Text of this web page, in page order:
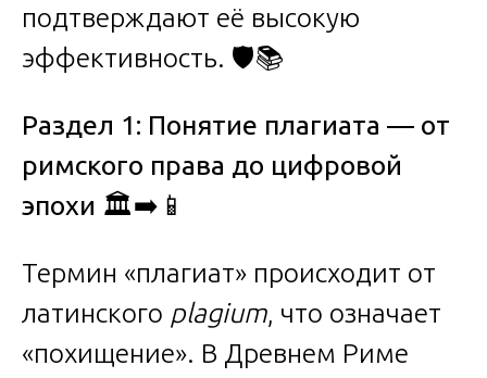
подтверждают её высокую
эффективность. 🛡️📚
Раздел 1: Понятие плагиата — от
римского права до цифровой
эпохи 🏛️➡️📱
Термин «плагиат» происходит от
латинского plagium, что означает
«похищение». В Древнем Риме